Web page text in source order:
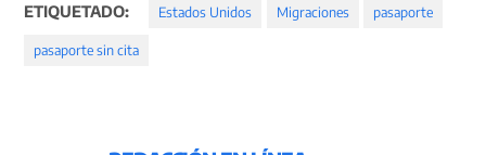
ETIQUETADO: Estados Unidos Migraciones pasaporte
pasaporte sin cita